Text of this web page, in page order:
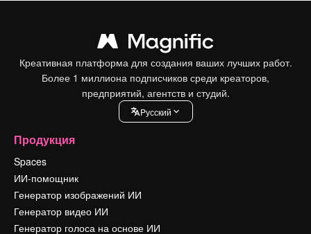
Креативная платформа для создания ваших лучших работ.
Более 1 миллиона подписчиков среди креаторов,
предприятий, агентств и студий.
Pусский
Продукция
Spaces
ИИ-помощник
Генератор изображений ИИ
Генератор видео ИИ
Генератор голоса на основе ИИ